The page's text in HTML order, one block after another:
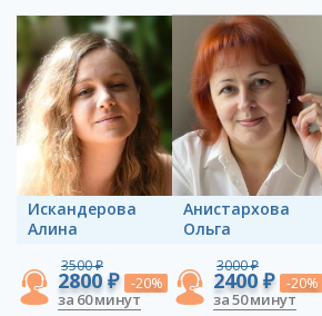
Искандерова
Алина
3500 ₽
2800 ₽ -20%
за 60 минут
Анистархова
Ольга
3000 ₽
2400 ₽ -20%
за 50 минут